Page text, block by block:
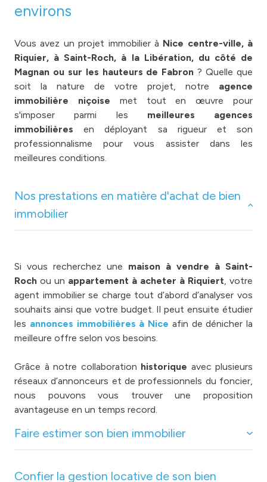
environs
Vous avez un projet immobilier à Nice centre-ville, à
Riquier, à Saint-Roch, à la Libération, du côté de
Magnan ou sur les hauteurs de Fabron ? Quelle que
soit la nature de votre projet, notre agence
immobilière niçoise met tout en œuvre pour
s'imposer parmi les meilleures agences
immobilières en déployant sa rigueur et son
professionnalisme pour vous assister dans les
meilleures conditions.
Nos prestations en matière d'achat de bien
immobilier
Si vous recherchez une maison à vendre à Saint-
Roch ou un appartement à acheter à Riquiert, votre
agent immobilier se charge tout d’abord d’analyser vos
souhaits ainsi que votre budget. Il peut ensuite étudier
les annonces immobilières à Nice afin de dénicher la
meilleure offre selon vos besoins.
Grâce à notre collaboration historique avec plusieurs
réseaux d’annonceurs et de professionnels du foncier,
nous pouvons vous trouver une proposition
avantageuse en un temps record.
Faire estimer son bien immobilier
Confier la gestion locative de son bien